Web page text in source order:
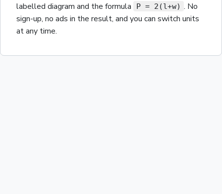
labelled diagram and the formula P = 2(l+w) . No
sign-up, no ads in the result, and you can switch units
at any time.